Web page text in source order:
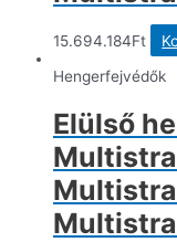
15.694.184Ft
Hengerfejvédők
Elülső